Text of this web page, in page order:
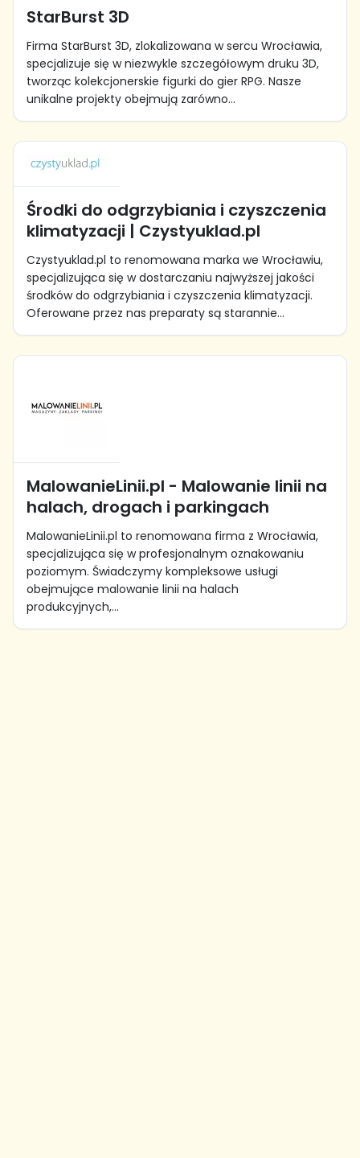
StarBurst 3D
Firma StarBurst 3D, zlokalizowana w sercu Wrocławia,
specjalizuje się w niezwykle szczegółowym druku 3D,
tworząc kolekcjonerskie figurki do gier RPG. Nasze
unikalne projekty obejmują zarówno...
Środki do odgrzybiania i czyszczenia
klimatyzacji | Czystyuklad.pl
Czystyuklad.pl to renomowana marka we Wrocławiu,
specjalizująca się w dostarczaniu najwyższej jakości
środków do odgrzybiania i czyszczenia klimatyzacji.
Oferowane przez nas preparaty są starannie...
MalowanieLinii.pl - Malowanie linii na
halach, drogach i parkingach
MalowanieLinii.pl to renomowana firma z Wrocławia,
specjalizująca się w profesjonalnym oznakowaniu
poziomym. Świadczymy kompleksowe usługi
obejmujące malowanie linii na halach
produkcyjnych,...